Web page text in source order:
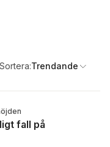
Sortera:Trendande
fall på